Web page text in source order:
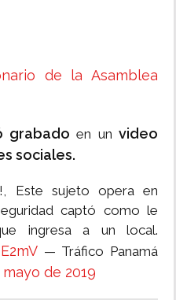
de la Asamblea
grabado en unvideo
sociales.
Este sujeto opera en
captó como le
ingresa a un local.
— Tráfico Panamá
mayo de 2019